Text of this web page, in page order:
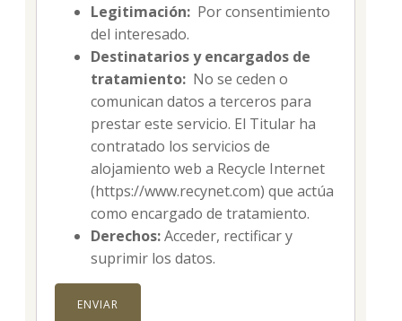
Legitimación: Por consentimiento
del interesado.
Destinatarios y encargados de
tratamiento: No se ceden o
comunican datos a terceros para
prestar este servicio. El Titular ha
contratado los servicios de
alojamiento web a Recycle Internet
(https://www.recynet.com) que actúa
como encargado de tratamiento.
Derechos:Acceder, rectificar y
suprimir los datos.